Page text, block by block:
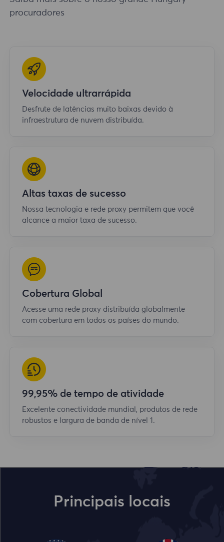
procuradores
Velocidade ultrarrápida
Desfrute de latências muito baixas devido à
infraestrutura de nuvem distribuída.
Altas taxas de sucesso
Nossa tecnologia e rede proxy permitem que você
alcance a maior taxa de sucesso.
Cobertura Global
Acesse uma rede proxy distribuída globalmente
com cobertura em todos os países do mundo.
99,95% de tempo de atividade
Excelente conectividade mundial, produtos de rede
robustos e largura de banda de nível 1.
Principais locais